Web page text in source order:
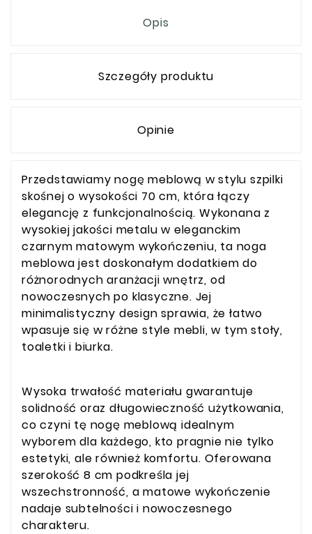
Opis
Szczegóły produktu
Opinie
Przedstawiamy nogę meblową w stylu szpilki
skośnej o wysokości 70 cm, która łączy
elegancję z funkcjonalnością. Wykonana z
wysokiej jakości metalu w eleganckim
czarnym matowym wykończeniu, ta noga
meblowa jest doskonałym dodatkiem do
różnorodnych aranżacji wnętrz, od
nowoczesnych po klasyczne. Jej
minimalistyczny design sprawia, że łatwo
wpasuje się w różne style mebli, w tym stoły,
toaletki i biurka.
Wysoka trwałość materiału gwarantuje
solidność oraz długowieczność użytkowania,
co czyni tę nogę meblową idealnym
wyborem dla każdego, kto pragnie nie tylko
estetyki, ale również komfortu. Oferowana
szerokość 8 cm podkreśla jej
wszechstronność, a matowe wykończenie
nadaje subtelności i nowoczesnego
charakteru.